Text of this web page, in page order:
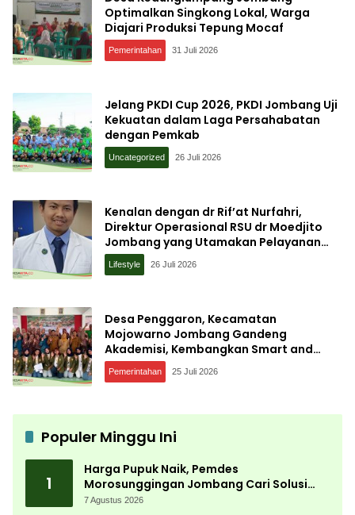
Optimalkan Singkong Lokal, Warga
Diajari Produksi Tepung Mocaf
Pemerintahan 31 Juli 2026
Jelang PKDI Cup 2026, PKDI Jombang Uji
Kekuatan dalam Laga Persahabatan
dengan Pemkab
Uncategorized 26 Juli 2026
Kenalan dengan dr Rif’at Nurfahri,
Direktur Operasional RSU dr Moedjito
Jombang yang Utamakan Pelayanan
Ilmiah
Lifestyle 26 Juli 2026
Desa Penggaron, Kecamatan
Mojowarno Jombang Gandeng
Akademisi, Kembangkan Smart and
Sustainable Village, Ini Tujuannya
Pemerintahan 25 Juli 2026
Populer Minggu Ini
1
Harga Pupuk Naik, Pemdes
Morosunggingan Jombang Cari Solusi
Lewat Kajian Akademik
7 Agustus 2026